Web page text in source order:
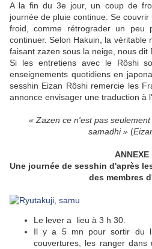
A la fin du 3e jour, un coup de
journée de pluie continue. Se
froid, comme rétrograder un peu
continuer. Selon Hakuin, la véritable
faisant zazen sous la neige, nous dit
Si les entretiens avec le Rôshi
enseignements quotidiens en
sesshin Eizan Rôshi remercie les
annonce envisager une traduction à
« Zazen ce n'est pas
samadhi » (
ANNEXE
Une journée de sesshin d'après
des membres
Le lever a lieu à 3 h 30.
Il y a 5 mn pour sortir du
couvertures, les ranger dans